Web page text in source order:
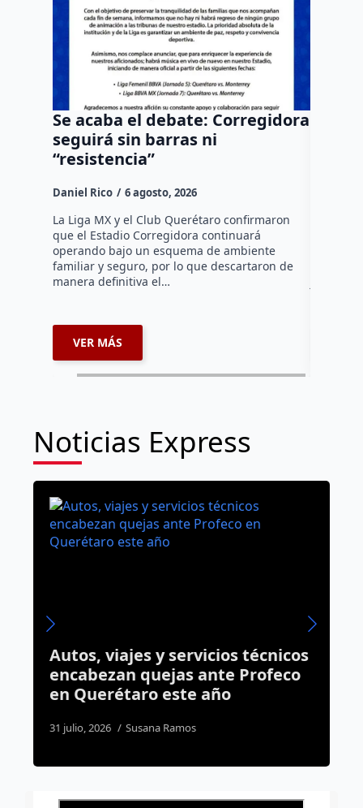
Se acaba el debate: Corregidora
seguirá sin barras ni
“resistencia”
Daniel Rico 6 agosto, 2026
La Liga MX y el Club Querétaro confirmaron
que el Estadio Corregidora continuará
operando bajo un esquema de ambiente
familiar y seguro, por lo que descartaron de
manera definitiva el…
VER MÁS
Noticias Express
Autos, viajes y servicios técnicos
encabezan quejas ante Profeco
en Querétaro este año
31 julio, 2026 Susana Ramos